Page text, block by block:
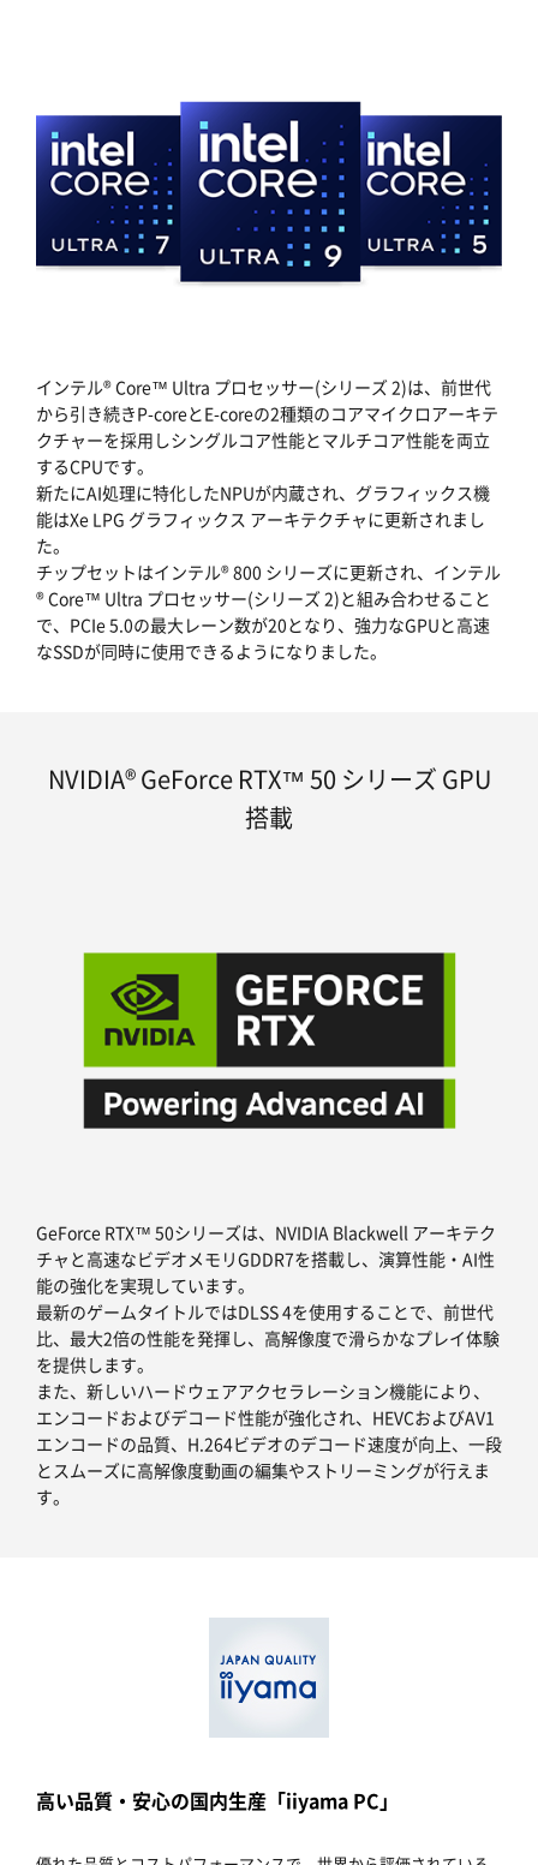
インテル® Core™ Ultra プロセッサー(シリーズ 2)は、前世代
から引き続きP-coreとE-coreの2種類のコアマイクロアーキテ
クチャーを採用しシングルコア性能とマルチコア性能を両立
するCPUです。
新たにAI処理に特化したNPUが内蔵され、グラフィックス機
能はXe LPG グラフィックス アーキテクチャに更新されまし
た。
チップセットはインテル® 800 シリーズに更新され、インテル
® Core™ Ultra プロセッサー(シリーズ 2)と組み合わせること
で、PCIe 5.0の最大レーン数が20となり、強力なGPUと高速
なSSDが同時に使用できるようになりました。
NVIDIA® GeForce RTX™ 50 シリーズ GPU
搭載
GeForce RTX™ 50シリーズは、NVIDIA Blackwell アーキテク
チャと高速なビデオメモリGDDR7を搭載し、演算性能・AI性
能の強化を実現しています。
最新のゲームタイトルではDLSS 4を使用することで、前世代
比、最大2倍の性能を発揮し、高解像度で滑らかなプレイ体験
を提供します。
また、新しいハードウェアアクセラレーション機能により、
エンコードおよびデコード性能が強化され、HEVCおよびAV1
エンコードの品質、H.264ビデオのデコード速度が向上、一段
とスムーズに高解像度動画の編集やストリーミングが行えま
す。
高い品質・安心の国内生産「iiyama PC」